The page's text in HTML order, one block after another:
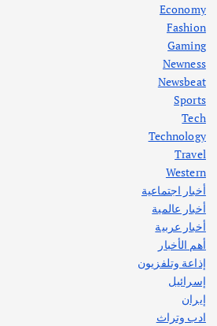
أهم الأخبار
اختتام ورشة السينوغرافيا في مدينة كلباء
أغسطس 3, 2026
Economy
Fashion
Gaming
Newness
Newsbeat
Sports
Tech
Technology
Travel
Western
أخبار اجتماعية
أخبار عالمية
أخبار عربية
أهم الأخبار
إذاعة وتلفزيون
إسرائيل
إيران
ادب وتراث